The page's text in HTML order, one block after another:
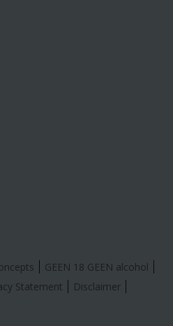
GEEN 18 GEEN alcohol
Statement
Disclaimer